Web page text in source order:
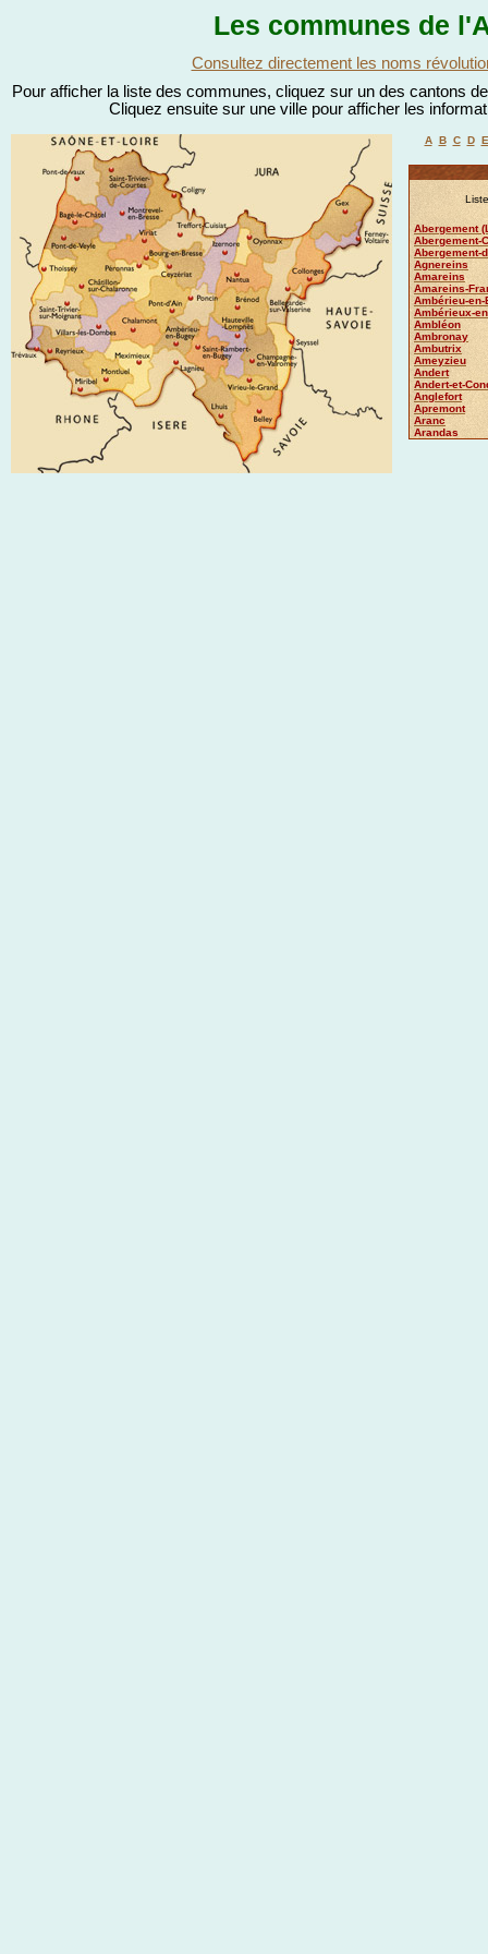
Les communes de
Consultez directement les noms
Pour afficher la liste des communes, cliquez sur un des cantons
Cliquez ensuite sur une ville pour afficher les
A B C D E
Abergement
Abergement-
Abergement-
Agnereins
Amareins
Amareins-
Ambérieu-en-
Ambérieux-
Ambléon
Ambronay
Ambutrix
Ameyzieu
Andert
Andert-et-
Anglefort
Apremont
Aranc
Arandas